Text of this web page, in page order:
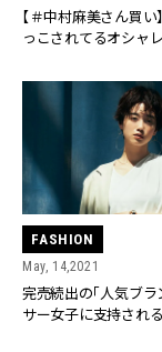
【＃中村麻美さん買い
っこされてるオシャ
FASHION
May, 14,2021
完売続出の「人気ブラ
サー女子に支持され